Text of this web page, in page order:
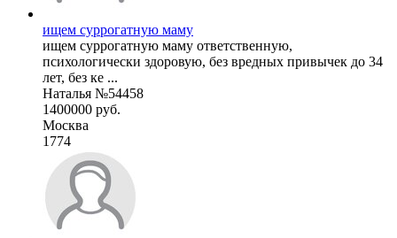
ищем суррогатную маму
ищем суррогатную маму ответственную,
психологически здоровую, без вредных привычек до 34
лет, без ке ...
Наталья №54458
1400000 руб.
Москва
1774